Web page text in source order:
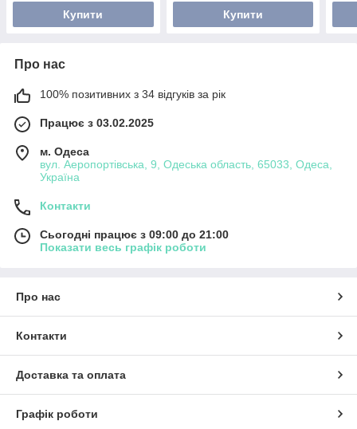
Купити Купити
Про нас
100% позитивних з 34 відгуків за рік
Працює з 03.02.2025
м. Одеса
вул. Аеропортівська, 9, Одеська область, 65033, Одеса,
Україна
Контакти
Сьогодні працює з 09:00 до 21:00
Показати весь графік роботи
Про нас
Контакти
Доставка та оплата
Графік роботи